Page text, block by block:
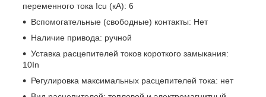
переменного тока Icu (кА): 6
Вспомогательные (свободные) контакты: Нет
Наличие привода: ручной
Уставка расцепителей токов короткого замыкания:
10In
Регулировка максимальных расцепителей тока: нет